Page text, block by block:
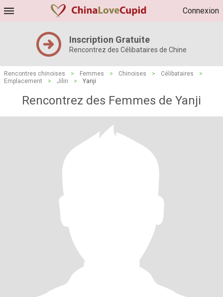
Connexion
Inscription Gratuite
Rencontrez des Célibataires de Chine
Rencontres chinoises > Femmes > Chinoises > Célibataires
>
Emplacement
> Jilin > Yanji
Rencontrez des Femmes de Yanji